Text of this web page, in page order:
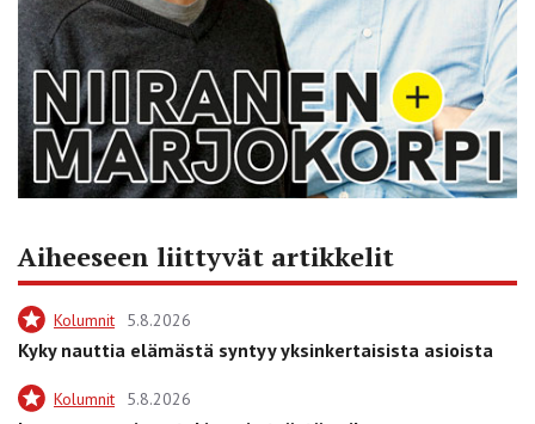
Aiheeseen liittyvät artikkelit
Kolumnit 5.8.2026
Kyky nauttia elämästä syntyy yksinkertaisista asioista
Kolumnit 5.8.2026